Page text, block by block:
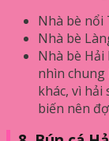
Nhà bè
Nhà bè
Nhà bè Hải
nhìn chung
khác, vì
biến nên